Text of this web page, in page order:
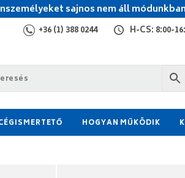
sajnos nem áll
+36 (1) 388 0244 H-CS: 8:00-
HOGYAN MŰKÖDIK